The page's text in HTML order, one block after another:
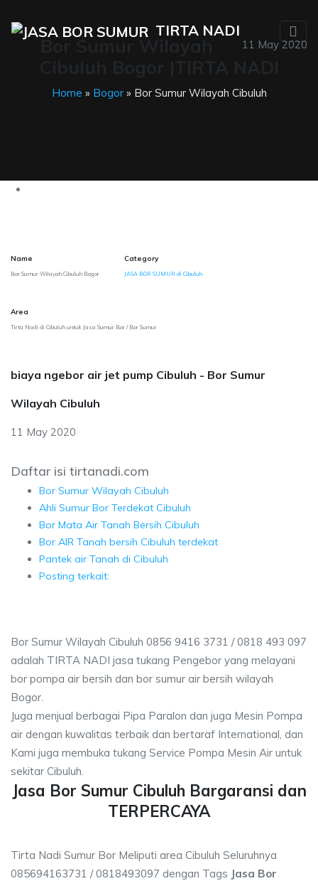
TIRTA NADI
11 May 2020
Home » Bogor» Bor Sumur Wilayah Cibuluh
Name
Bor Sumur Wilayah Cibuluh Bogor
Category
JASA BOR SUMUR di Cibuluh
Area
Tirta Nadi di Cibuluh untuk Jasa Sumur Bor / Bor Sumur
biaya ngebor air jet pump Cibuluh - Bor Sumur
Wilayah Cibuluh
11 May 2020
Daftar isi tirtanadi.com
Bor Sumur Wilayah Cibuluh
Ahli Sumur Bor Terdekat Cibuluh
Bor Mata Air Tanah Bersih Cibuluh
Bor AIR Tanah bersih Cibuluh terdekat
Pantek air Tanah di Cibuluh
Posting terkait:
Bor Sumur Wilayah Cibuluh 0856 9416 3731 / 0818 493 097
adalah TIRTA NADI jasa tukang Pengebor yang melayani
bor pompa air bersih dan bor sumur air bersih wilayah
Bogor.
Juga menjual berbagai Pipa Paralon dan juga Mesin Pompa
air dengan kuwalitas terbaik dan bertaraf International, dan
Kami juga membuka tukang Service Pompa Mesin Air untuk
sekitar Cibuluh.
Jasa Bor Sumur Cibuluh Bargaransi dan
TERPERCAYA
Tirta Nadi Sumur Bor Meliputi area Cibuluh Seluruhnya
085694163731 / 0818493097 dengan Tags Jasa Bor